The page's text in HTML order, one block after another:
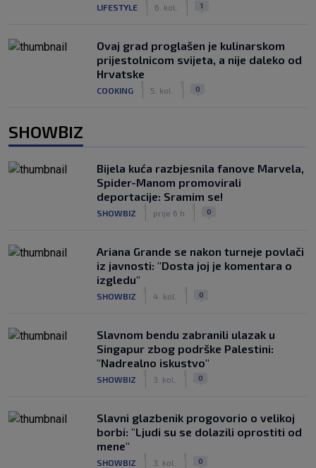
LIFESTYLE 6. kol. 1
Ovaj grad proglašen je kulinarskom
prijestolnicom svijeta, a nije daleko od
Hrvatske
COOKING 5. kol. 0
SHOWBIZ
Bijela kuća razbjesnila fanove Marvela,
Spider-Manom promovirali
deportacije: Sramim se!
SHOWBIZ prije 6 h 0
Ariana Grande se nakon turneje povlači
iz javnosti: "Dosta joj je komentara o
izgledu"
SHOWBIZ 4. kol. 0
Slavnom bendu zabranili ulazak u
Singapur zbog podrške Palestini:
"Nadrealno iskustvo"
SHOWBIZ 3. kol. 0
Slavni glazbenik progovorio o velikoj
borbi: "Ljudi su se dolazili oprostiti od
mene"
SHOWBIZ 3. kol. 0